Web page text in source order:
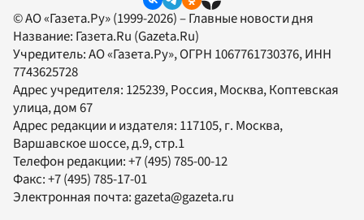
© АО «Газета.Ру» (1999-2026) – Главные новости дня
Название: Газета.Ru (Gazeta.Ru)
Учредитель:АО «Газета.Ру», ОГРН 1067761730376, ИНН
7743625728
Адрес учредителя: 125239, Россия, Москва, Коптевская
улица, дом 67
Адрес редакции и издателя: 117105, г. Москва,
Варшавское шоссе, д.9, стр.1
Телефон редакции:+7 (495) 785-00-12
Факс:+7 (495) 785-17-01
Электронная почта:gazeta@gazeta.ru